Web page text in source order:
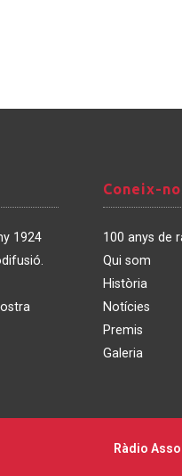
1924
Coneix-
nos
Coneix-
100 anys de
Qui som
Història
Notícies
Premis
Galeria
Ràdio